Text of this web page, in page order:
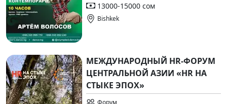
13000-15000 сом
Bishkek
МЕЖДУНАРОДНЫЙ HR-ФОРУМ
ЦЕНТРАЛЬНОЙ АЗИИ «HR НА
СТЫКЕ ЭПОХ»
Форум